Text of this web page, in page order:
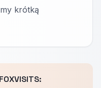
krótką